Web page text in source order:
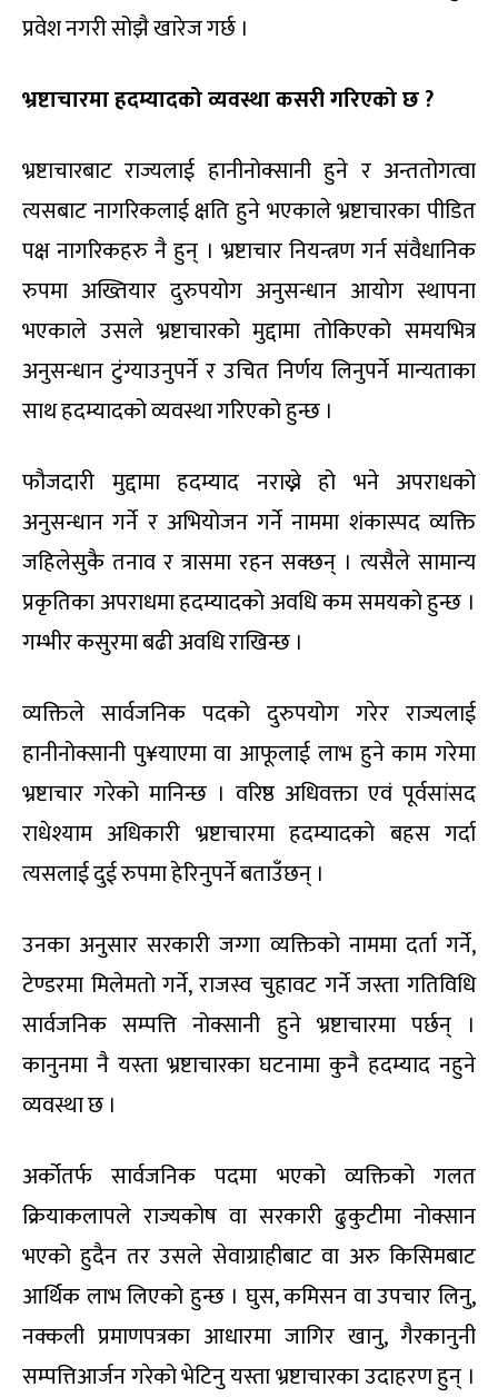
प्रवेश नगरी सोझै खारेज गर्छ ।
भ्रष्टाचारमा हदम्यादको व्यवस्था कसरी गरिएको छ ?
भ्रष्टाचारबाट राज्यलाई हानीनोक्सानी हुने र अन्ततोगत्वा
त्यसबाट नागरिकलाई क्षति हुने भएकाले भ्रष्टाचारका पीडित
पक्ष नागरिकहरु नै हुन् । भ्रष्टाचार नियन्त्रण गर्न संवैधानिक
रुपमा अख्तियार दुरुपयोग अनुसन्धान आयोग स्थापना
भएकाले उसले भ्रष्टाचारको मुद्दामा तोकिएको समयभित्र
अनुसन्धान टुंग्याउनुपर्ने र उचित निर्णय लिनुपर्ने मान्यताका
साथ हदम्यादको व्यवस्था गरिएको हुन्छ ।
फौजदारी मुद्दामा हदम्याद नराख्ने हो भने अपराधको
अनुसन्धान गर्ने र अभियोजन गर्ने नाममा शंकास्पद व्यक्ति
जहिलेसुकै तनाव र त्रासमा रहन सक्छन् । त्यसैले सामान्य
प्रकृतिका अपराधमा हदम्यादको अवधि कम समयको हुन्छ ।
गम्भीर कसुरमा बढी अवधि राखिन्छ ।
व्यक्तिले सार्वजनिक पदको दुरुपयोग गरेर राज्यलाई
हानीनोक्सानी पु¥याएमा वा आफूलाई लाभ हुने काम गरेमा
भ्रष्टाचार गरेको मानिन्छ । वरिष्ठ अधिवक्ता एवं पूर्वसांसद
राधेश्याम अधिकारी भ्रष्टाचारमा हदम्यादको बहस गर्दा
त्यसलाई दुई रुपमा हेरिनुपर्ने बताउँछन् ।
उनका अनुसार सरकारी जग्गा व्यक्तिको नाममा दर्ता गर्ने,
टेण्डरमा मिलेमतो गर्ने, राजस्व चुहावट गर्ने जस्ता गतिविधि
सार्वजनिक सम्पत्ति नोक्सानी हुने भ्रष्टाचारमा पर्छन् ।
कानुनमा नै यस्ता भ्रष्टाचारका घटनामा कुनै हदम्याद नहुने
व्यवस्था छ ।
अर्कोतर्फ सार्वजनिक पदमा भएको व्यक्तिको गलत
क्रियाकलापले राज्यकोष वा सरकारी ढुकुटीमा नोक्सान
भएको हुदैन तर उसले सेवाग्राहीबाट वा अरु किसिमबाट
आर्थिक लाभ लिएको हुन्छ । घुस, कमिसन वा उपचार लिनु,
नक्कली प्रमाणपत्रका आधारमा जागिर खानु, गैरकानुनी
सम्पत्तिआर्जन गरेको भेटिनु यस्ता भ्रष्टाचारका उदाहरण हुन् ।